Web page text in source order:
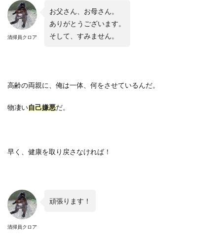
清掃員クロア
お父さん、お母さん。
ありがとうございます。
そして、すみません。
高齢の両親に、俺は一体、何をさせているんだ。
物凄い自己嫌悪だ。
早く、健康を取り戻さなければ！
清掃員クロア
頑張ります！